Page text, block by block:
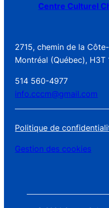
Centre Culturel
2715, chemin de la
Montréal (Québec), H3T
514 560-4977
info.cccm@gmail.com
Politique de
Gestion des cookies